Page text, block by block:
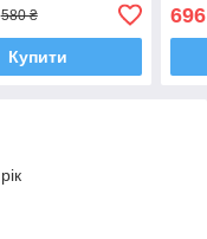
580 ₴
Купити
696